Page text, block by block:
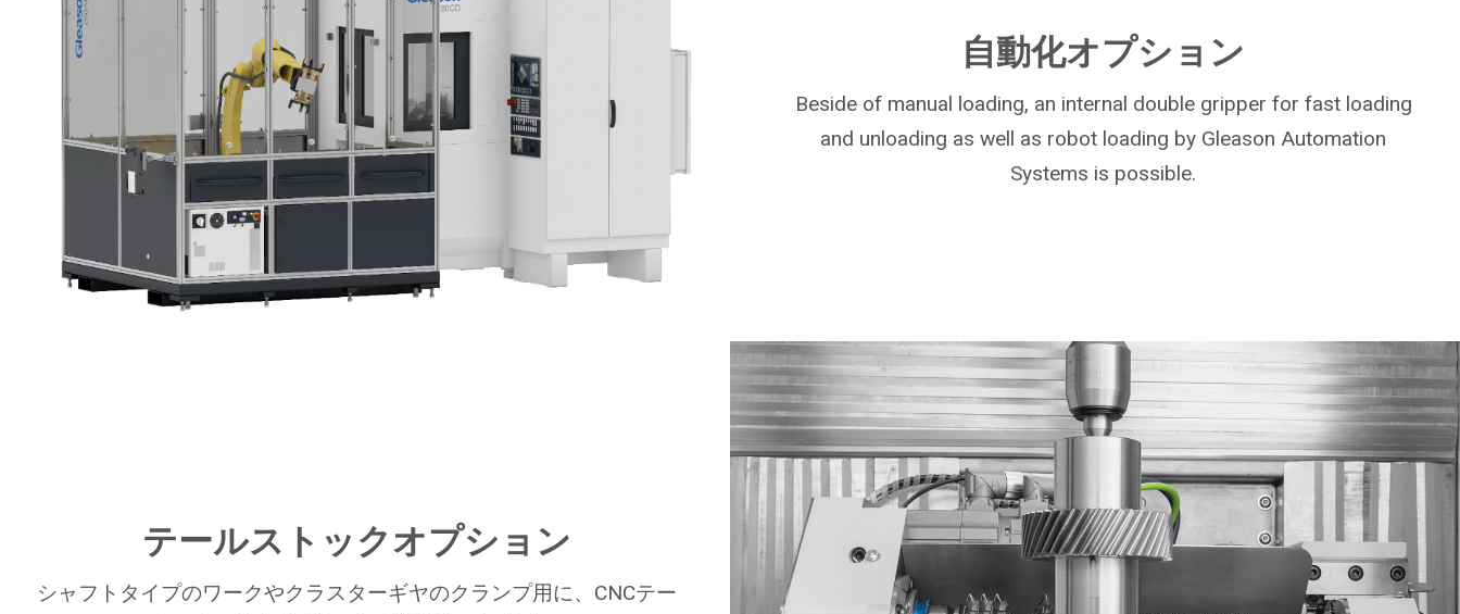
自動化オプション
Beside of manual loading, an internal double gripper for fast loading
and unloading as well as robot loading by Gleason Automation
Systems is possible.
テールストックオプション
シャフトタイプのワークやクラスターギヤのクランプ用に、CNCテー